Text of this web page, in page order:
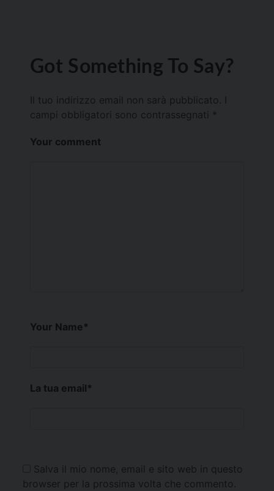
Got Something To Say?
Il tuo indirizzo email non sarà pubblicato.
campi obbligatori sono contrassegnati *
Your comment
Your Name*
La tua email*
Salva il mio nome, email e sito web in questo
browser per la prossima volta che commento.